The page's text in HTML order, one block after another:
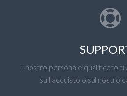
Il nostro personale qualificato ti
sull'acquisto o sul nostro